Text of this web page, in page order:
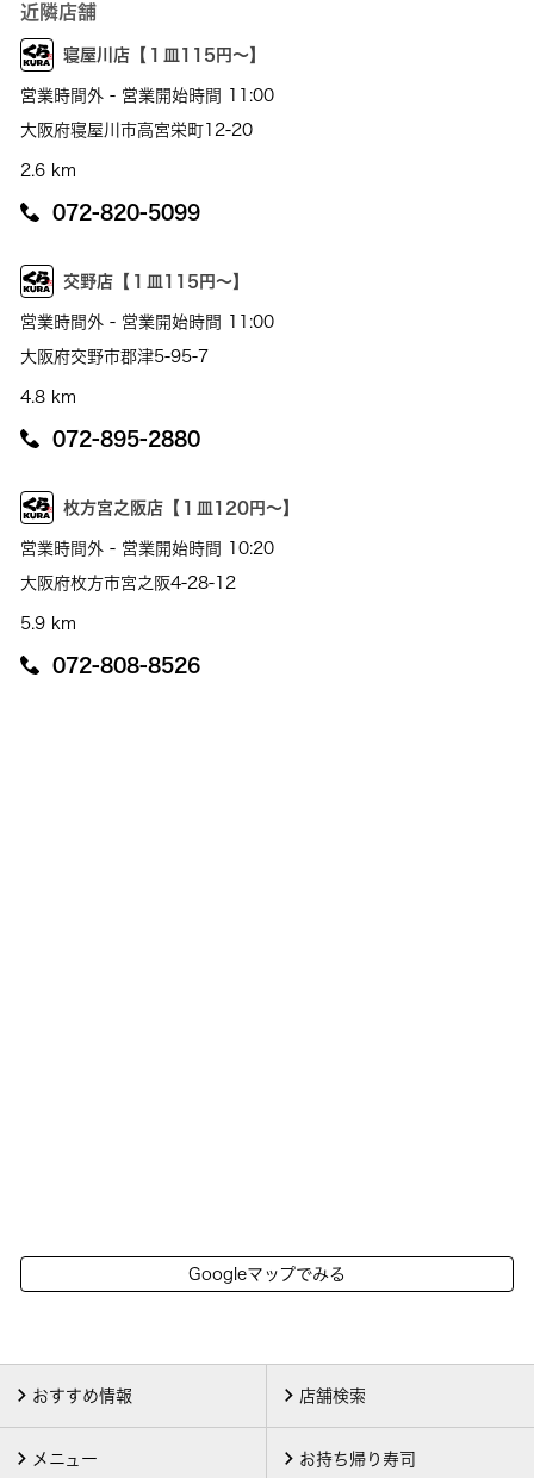
近隣店舗
寝屋川店【１皿115円～】
営業時間外 - 営業開始時間 11:00
大阪府寝屋川市高宮栄町12-20
2.6 km
072-820-5099
交野店【１皿115円～】
営業時間外 - 営業開始時間 11:00
大阪府交野市郡津5-95-7
4.8 km
072-895-2880
枚方宮之阪店【１皿120円～】
営業時間外 - 営業開始時間 10:20
大阪府枚方市宮之阪4-28-12
5.9 km
072-808-8526
Googleマップでみる
おすすめ情報 店舗検索
メニュー お持ち帰り寿司